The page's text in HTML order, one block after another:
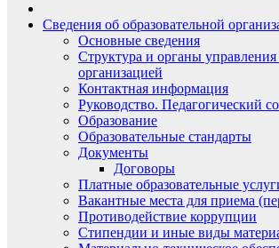
Сведения об образовательной
Основные сведения
Структура и органы управления
организацией
Контактная информация
Руководство. Педагогический
Образование
Образовательные стандарты
Документы
Договоры
Платные образовательные
Вакантные места для приема
Противодействие коррупции
Стипендии и иные виды